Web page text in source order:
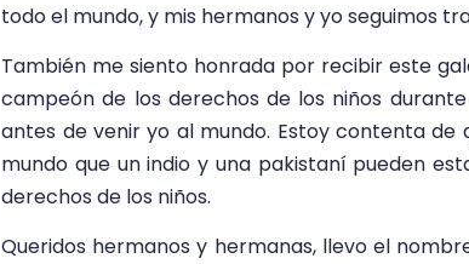
todo el mundo, y mis hermanos y yo seguimos
También me siento honrada por recibir este
campeón de los derechos de los niños
antes de venir yo al mundo. Estoy contenta
mundo que un indio y una pakistaní pueden
derechos de los niños.
Queridos hermanos y hermanas, llevo el